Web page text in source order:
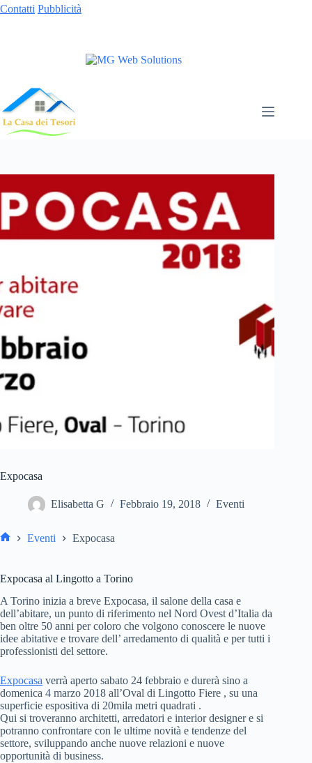
Contatti Pubblicità
Expocasa
Elisabetta G Febbraio 19, 2018 Eventi
Eventi Expocasa
Expocasa al Lingotto a Torino
A Torino inizia a breve Expocasa, il salone della casa e
dell’abitare, un punto di riferimento nel Nord Ovest d’Italia da
ben oltre 50 anni per coloro che volgono conoscere le nuove
idee abitative e trovare dell’ arredamento di qualità e per tutti i
professionisti del settore.
Expocasa verrà aperto sabato 24 febbraio e durerà sino a
domenica 4 marzo 2018 all’Oval di Lingotto Fiere , su una
superficie espositiva di 20mila metri quadrati .
Qui si troveranno architetti, arredatori e interior designer e si
potranno confrontare con le ultime novità e tendenze del
settore, sviluppando anche nuove relazioni e nuove
opportunità di business.